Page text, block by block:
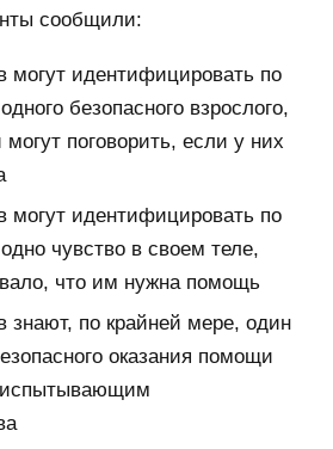
сообщили:
могут идентифицировать по
безопасного взрослого,
поговорить, если у них
могут идентифицировать по
чувство в своем теле,
что им нужна помощь
знают, по крайней мере, один
оказания помощи
испытывающим